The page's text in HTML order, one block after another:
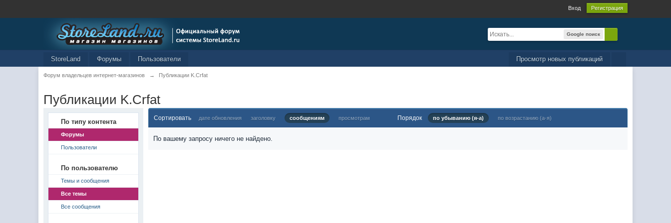
Вход Регистрация
Google поиск
Просмотр новых публикаций
StoreLand Форумы Пользователи
Форум владельцев интернет-магазинов → Публикации K.Crfat
Публикации K.Crfat
По типу контента
Форумы
Пользователи
По пользователю
Темы и сообщения
Все темы
Все сообщения
Сортировать дате обновления заголовку сообщениям просмотрам Порядок по убыванию (я-а) по возрастанию (а-я)
По вашему запросу ничего не найдено.